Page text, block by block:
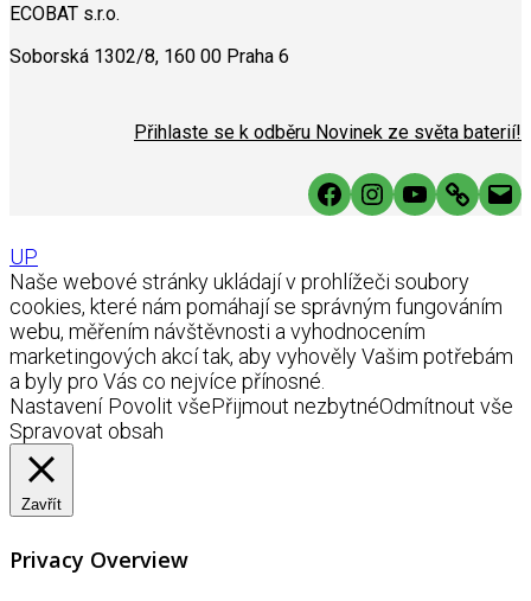
ECOBAT s.r.o.
Soborská 1302/8, 160 00 Praha 6
Přihlaste se k odběru Novinek ze světa baterií!
Facebook
Instagram
YouTube
Link
UP
Naše webové stránky ukládají v prohlížeči soubory
cookies, které nám pomáhají se správným fungováním
webu, měřením návštěvnosti a vyhodnocením
marketingových akcí tak, aby vyhověly Vašim potřebám
a byly pro Vás co nejvíce přínosné.
Nastavení Povolit všePřijmout nezbytnéOdmítnout vše
Spravovat obsah
Zavřít
Privacy Overview